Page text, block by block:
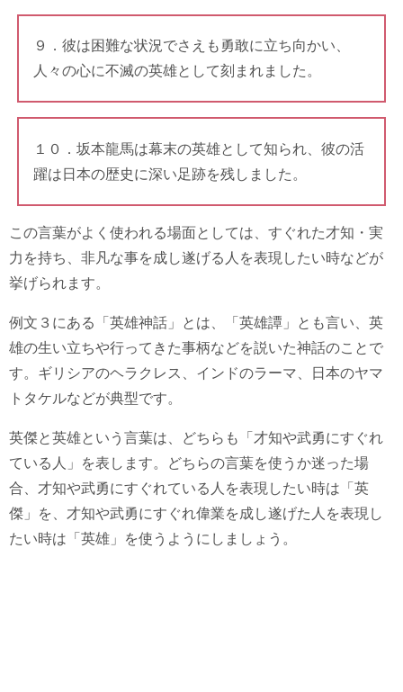
９．彼は困難な状況でさえも勇敢に立ち向かい、
人々の心に不滅の英雄として刻まれました。
１０．坂本龍馬は幕末の英雄として知られ、彼の活
躍は日本の歴史に深い足跡を残しました。
この言葉がよく使われる場面としては、すぐれた才知・実
力を持ち、非凡な事を成し遂げる人を表現したい時などが
挙げられます。
例文３にある「英雄神話」とは、「英雄譚」とも言い、英
雄の生い立ちや行ってきた事柄などを説いた神話のことで
す。ギリシアのヘラクレス、インドのラーマ、日本のヤマ
トタケルなどが典型です。
英傑と英雄という言葉は、どちらも「才知や武勇にすぐれ
ている人」を表します。どちらの言葉を使うか迷った場
合、才知や武勇にすぐれている人を表現したい時は「英
傑」を、才知や武勇にすぐれ偉業を成し遂げた人を表現し
たい時は「英雄」を使うようにしましょう。